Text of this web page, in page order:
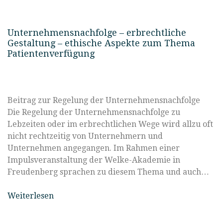
Unternehmensnachfolge – erbrechtliche
Gestaltung – ethische Aspekte zum Thema
Patientenverfügung
Beitrag zur Regelung der Unternehmensnachfolge
Die Regelung der Unternehmensnachfolge zu
Lebzeiten oder im erbrechtlichen Wege wird allzu oft
nicht rechtzeitig von Unternehmern und
Unternehmen angegangen. Im Rahmen einer
Impulsveranstaltung der Welke-Akademie in
Freudenberg sprachen zu diesem Thema und auch…
Weiterlesen